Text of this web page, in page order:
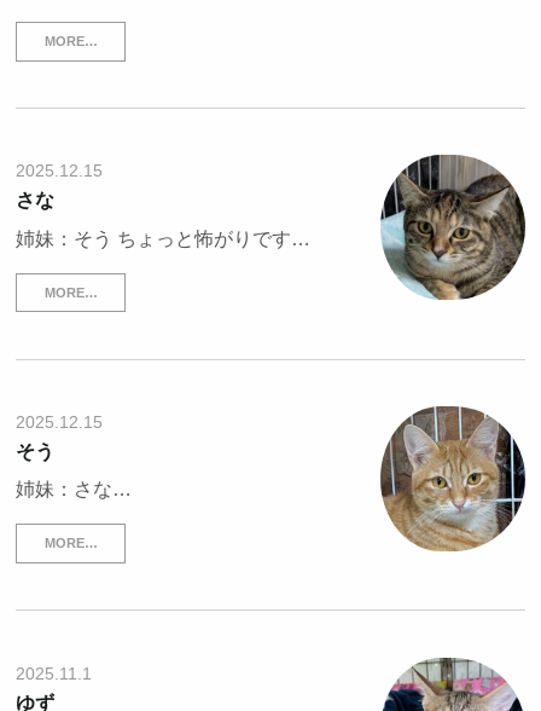
MORE…
2025.12.15
さな
姉妹：そう ちょっと怖がりです…
MORE…
2025.12.15
そう
姉妹：さな…
MORE…
2025.11.1
ゆず